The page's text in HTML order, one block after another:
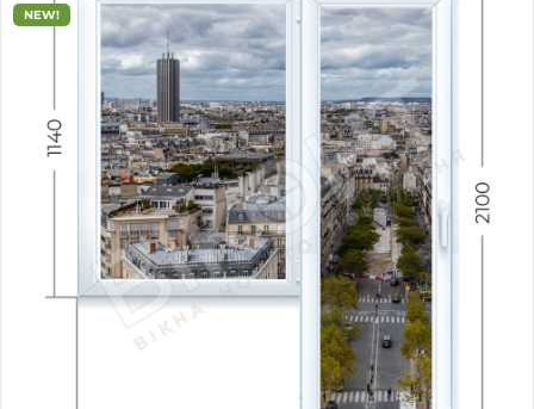
NEW!